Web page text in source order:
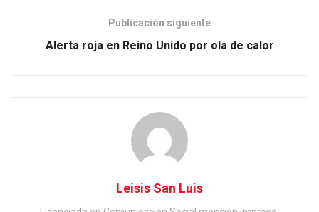
Publicación siguiente
Alerta roja en Reino Unido por ola de calor
Leisis San Luis